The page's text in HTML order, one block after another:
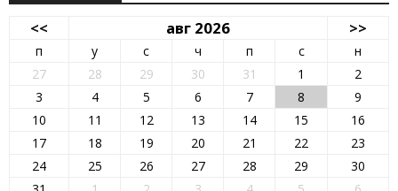
<< авг 2026 >>
п у с ч п с
н
27
28 29 30 31 1
2
3
4 5 6 7 8
9
10
11 12 13 14 15
16
17
18 19 20 21 22
23
24
25 26 27 28 29
30